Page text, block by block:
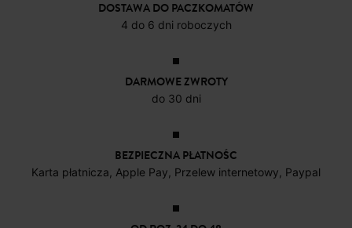
DOSTAWA DO PACZKOMATÓW
4 do 6 dni roboczych
DARMOWE ZWROTY
do 30 dni
BEZPIECZNA PŁATNOŚC
Karta płatnicza, Apple Pay, Przelew internetowy, Paypal